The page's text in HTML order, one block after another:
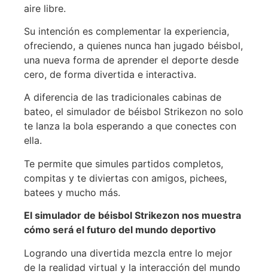
aire libre.
Su intención es complementar la experiencia,
ofreciendo, a quienes nunca han jugado béisbol,
una nueva forma de aprender el deporte desde
cero, de forma divertida e interactiva.
A diferencia de las tradicionales cabinas de
bateo, el simulador de béisbol Strikezon no solo
te lanza la bola esperando a que conectes con
ella.
Te permite que simules partidos completos,
compitas y te diviertas con amigos, pichees,
batees y mucho más.
El simulador de béisbol Strikezon nos muestra
cómo será el futuro del mundo deportivo
Logrando una divertida mezcla entre lo mejor
de la realidad virtual y la interacción del mundo